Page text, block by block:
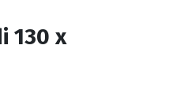
130 x